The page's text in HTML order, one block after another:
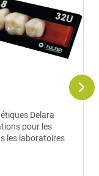
Delara
pour les
les laboratoires